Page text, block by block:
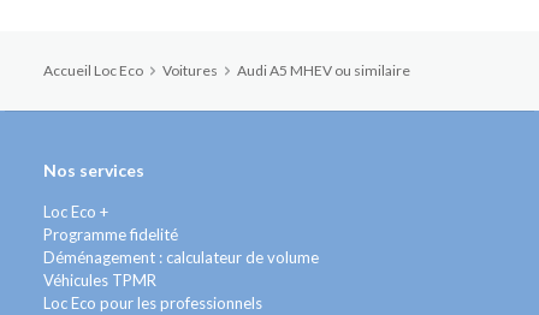
Accueil Loc Eco Voitures Audi A5 MHEV ou similaire
Nos services
Loc Eco +
Programme fidelité
Déménagement : calculateur de volume
Véhicules TPMR
Loc Eco pour les professionnels